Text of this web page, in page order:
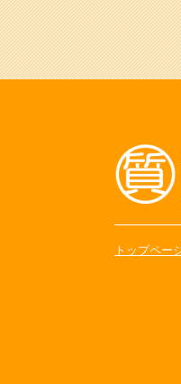
トップペー